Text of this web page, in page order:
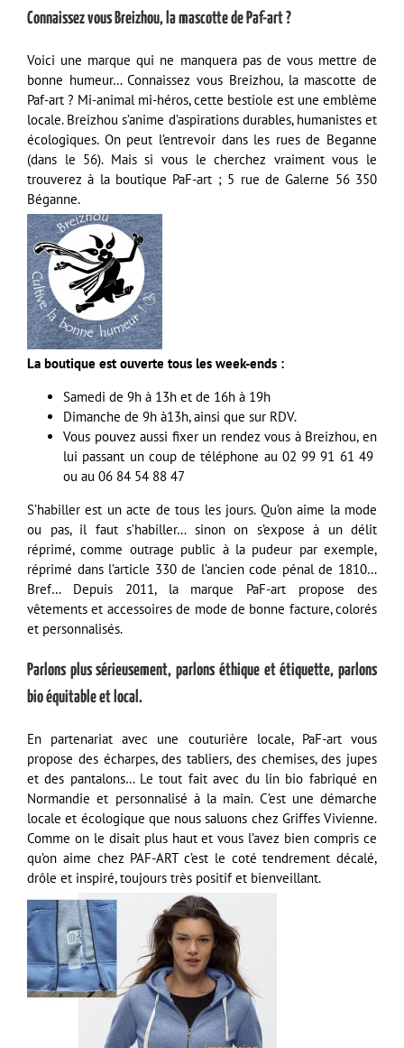
Connaissez vous Breizhou, la mascotte de Paf-art ?
Voici une marque qui ne manquera pas de vous mettre de
bonne humeur… Connaissez vous Breizhou, la mascotte de
Paf-art ? Mi-animal mi-héros, cette bestiole est une emblème
locale. Breizhou s’anime d’aspirations durables, humanistes et
écologiques. On peut l’entrevoir dans les rues de Beganne
(dans le 56). Mais si vous le cherchez vraiment vous le
trouverez à la boutique PaF-art ; 5 rue de Galerne 56 350
Béganne.
La boutique est ouverte tous les week-ends :
Samedi de 9h à 13h et de 16h à 19h
Dimanche de 9h à13h, ainsi que sur RDV.
Vous pouvez aussi fixer un rendez vous à Breizhou, en
lui passant un coup de téléphone au 02 99 91 61 49
ou au 06 84 54 88 47
S’habiller est un acte de tous les jours. Qu’on aime la mode
ou pas, il faut s’habiller… sinon on s’expose à un délit
réprimé, comme outrage public à la pudeur par exemple,
réprimé dans l’article 330de l’ancien code pénal de 1810…
Bref… Depuis 2011, la marque PaF-art propose des
vêtements et accessoires de mode de bonne facture, colorés
et personnalisés.
Parlons plus sérieusement, parlons éthique et étiquette, parlons
bio équitable et local.
En partenariat avec une couturière locale, PaF-art vous
propose des écharpes, des tabliers, des chemises, des jupes
et des pantalons… Le tout fait avec du lin bio fabriqué en
Normandie et personnalisé à la main. C’est une démarche
locale et écologique que nous saluons chez Griffes Vivienne.
Comme on le disait plus haut et vous l’avez bien compris ce
qu’on aime chez PAF-ART c’est le coté tendrement décalé,
drôle et inspiré, toujours très positif et bienveillant.